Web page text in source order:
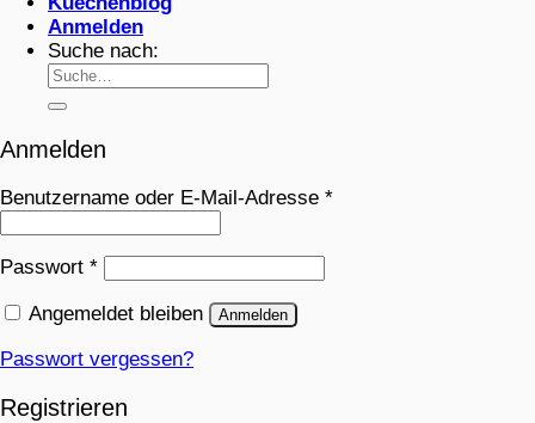
Anmelden
Suche nach:
Anmelden
Benutzername oder E-Mail-Adresse *
Passwort *
Angemeldet bleiben Anmelden
Passwort vergessen?
Registrieren